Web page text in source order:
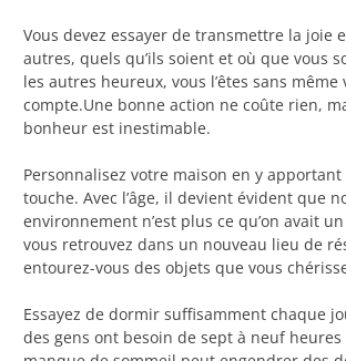
Vous devez essayer de transmettre la joie
autres, quels qu’ils soient et où que vous
les autres heureux, vous l’êtes sans
compte.Une bonne action ne coûte rien,
bonheur est inestimable.
Personnalisez votre maison en y
touche. Avec l’âge, il devient évident que
environnement n’est plus ce qu’on avait
vous retrouvez dans un nouveau lieu de
entourez-vous des objets que vous
Essayez de dormir suffisamment chaque
des gens ont besoin de sept à neuf